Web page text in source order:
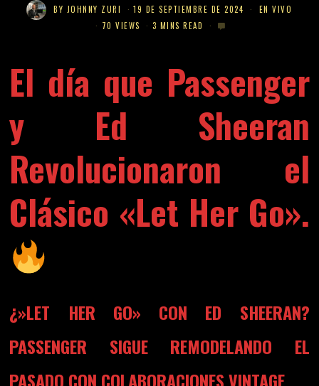
BY JOHNNY ZURI 19 DE SEPTIEMBRE DE 2024
EN VIVO
70 VIEWS
3 MINS READ
El día que Passenger
y Ed Sheeran
Revolucionaron el
Clásico «Let Her Go».
¿»LET HER GO» CON ED SHEERAN?
PASSENGER SIGUE REMODELANDO EL
PASADO CON COLABORACIONES VINTAGE